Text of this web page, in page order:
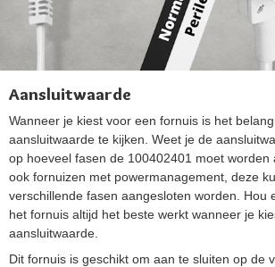
Aansluitwaarde
Wanneer je kiest voor een fornuis is het
aansluitwaarde te kijken. Weet je de
op hoeveel fasen de 100402401 moet worden
ook fornuizen met powermanagement, deze
verschillende fasen aangesloten worden. Hou
het fornuis altijd het beste werkt wanneer je
aansluitwaarde.
Dit fornuis is geschikt om aan te sluiten op de